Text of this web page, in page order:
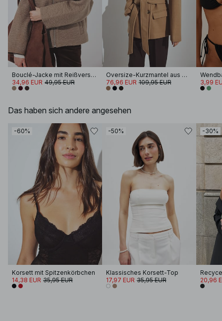
Bouclé-Jacke mit Reißverschluss
34,96 EUR 49,95 EUR
Oversize-Kurzmantel aus Wollmischung
76,96 EUR 109,95 EUR 3,99
Das haben sich andere angesehen
-60%
Korsett mit Spitzenkörbchen
14,38 EUR 35,95 EUR
-50%
Klassisches Korsett-Top
17,97 EUR 35,95 EUR
-30%
20,96